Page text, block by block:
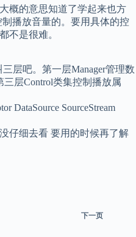
概的意思知道了学起来也方
制播放音量的。要用具体的控
不是很难。
层吧。第一层Manager管理数
层Control类集控制播放属
DataSource SourceStream
仔细去看 要用的时候再了解
下一页